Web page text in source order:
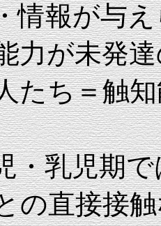
情報が与
力が未発
たち＝触
・乳児期
の直接接